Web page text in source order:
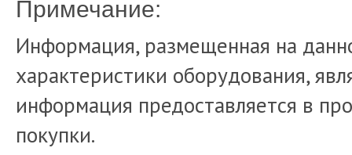
Примечание:
Информация, размещенная на
характеристики оборудования,
информация предоставляется в
покупки.